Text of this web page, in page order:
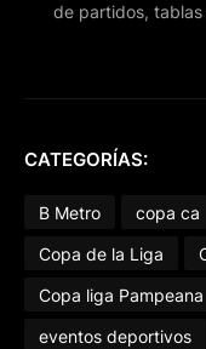
de partidos,
CATEGORÍAS:
B Metro copa ca
Copa de la Liga
Copa liga Pampeana
eventos deportivos